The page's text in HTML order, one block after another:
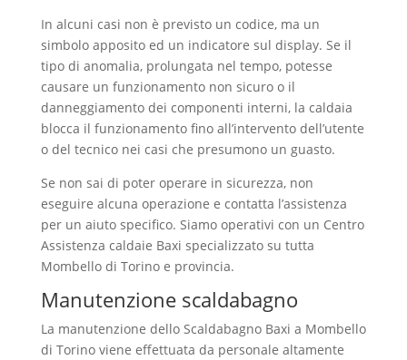
In alcuni casi non è previsto un codice, ma un
simbolo apposito ed un indicatore sul display. Se il
tipo di anomalia, prolungata nel tempo, potesse
causare un funzionamento non sicuro o il
danneggiamento dei componenti interni, la caldaia
blocca il funzionamento fino all’intervento dell’utente
o del tecnico nei casi che presumono un guasto.
Se non sai di poter operare in sicurezza, non
eseguire alcuna operazione e contatta l’assistenza
per un aiuto specifico. Siamo operativi con un Centro
Assistenza caldaie Baxi specializzato su tutta
Mombello di Torino e provincia.
Manutenzione scaldabagno
La manutenzione dello Scaldabagno Baxi a Mombello
di Torino viene effettuata da personale altamente